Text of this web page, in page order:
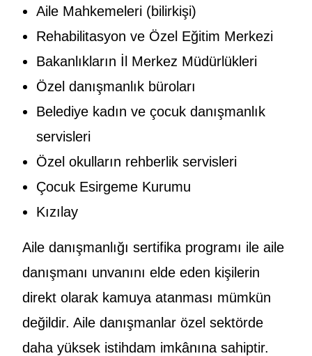
Aile Mahkemeleri (bilirkişi)
Rehabilitasyon ve Özel Eğitim Merkezi
Bakanlıkların İl Merkez Müdürlükleri
Özel danışmanlık büroları
Belediye kadın ve çocuk danışmanlık
servisleri
Özel okulların rehberlik servisleri
Çocuk Esirgeme Kurumu
Kızılay
Aile danışmanlığı sertifika programı ile aile
danışmanı unvanını elde eden kişilerin
direkt olarak kamuya atanması mümkün
değildir. Aile danışmanlar özel sektörde
daha yüksek istihdam imkânına sahiptir.